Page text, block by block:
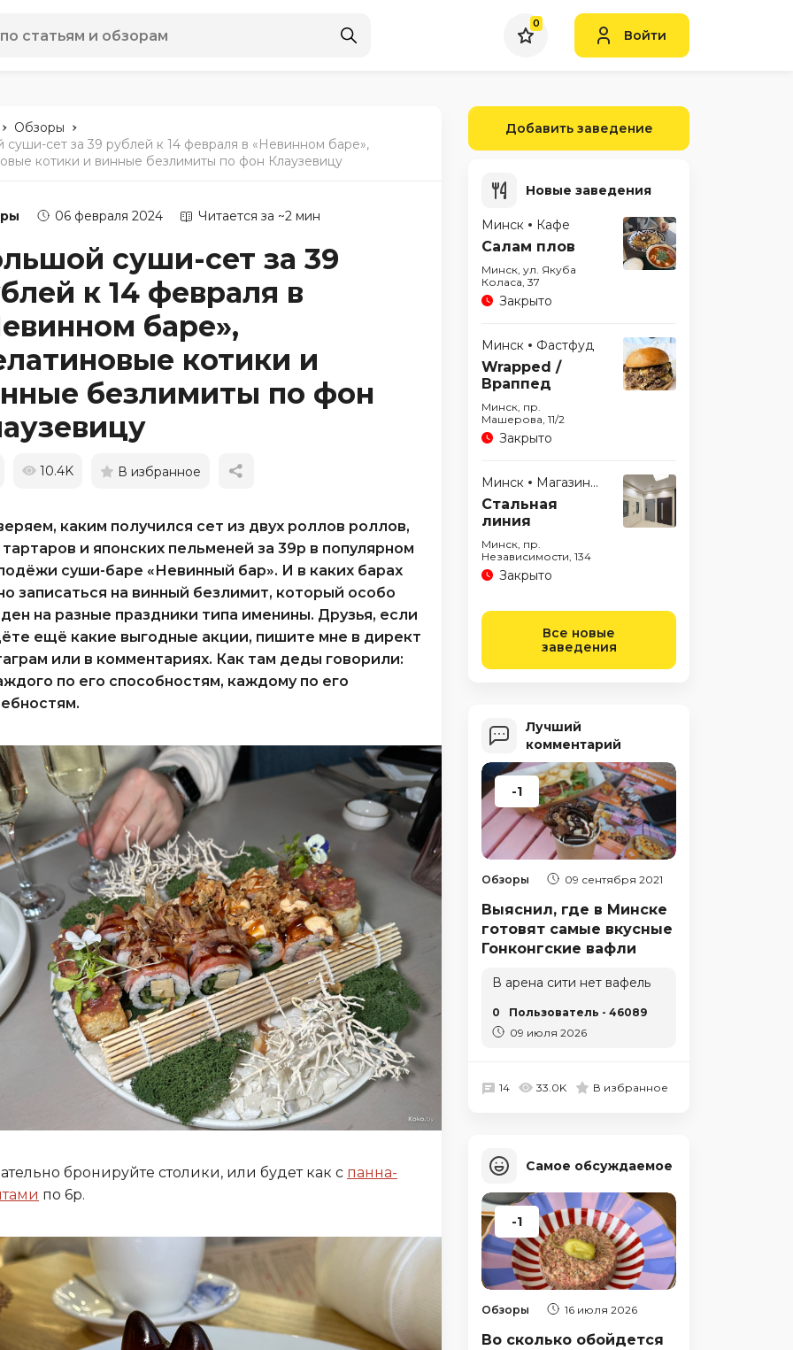
0
Войти
- Обзоры -
сет за 39 рублей к 14 февраля в «Невинном баре»,
котики и винные безлимиты по фон Клаузевицу
06 февраля 2024 Читается за ~2 мин
суши-сет за 39
к 14 февраля в
баре»,
котики и
безлимиты по фон
10.4K В избранное
каким получился сет из двух роллов роллов,
тартаров и японских пельменей за 39р в популярном
суши-баре «Невинный бар». И в каких барах
записаться на винный безлимит, который особо
на разные праздники типа именины. Друзья, если
ещё какие выгодные акции, пишите мне в директ
или в комментариях. Как там деды говорили:
по его способно­стям, каждому по его
бронируйте столики, или будет как с панна-
по 6р.
Добавить заведение
Новые заведения
Минск Кафе
Салам плов
Минск, ул. Якуба
Коласа, 37
Закрыто
Минск Фастфуд
Wrapped /
Враппед
Минск, пр.
Машерова, 11/2
Закрыто
Минск Магазины
Стальная
линия
Минск, пр.
Независимости, 134
Закрыто
Все новые
заведения
Лучший
комментарий
-1
Обзоры 09 сентября 2021
Выяснил, где в Минске
готовят самые вкусные
Гонконгские вафли
В арена сити нет вафель
0
Пользователь - 46089
09 июля 2026
14 33.0K В избранное
Самое обсуждаемое
-1
Обзоры 16 июля 2026
Во сколько обойдется